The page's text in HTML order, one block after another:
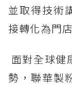
並取得技術
接轉化為門店
面對全球健
勢，聯華製